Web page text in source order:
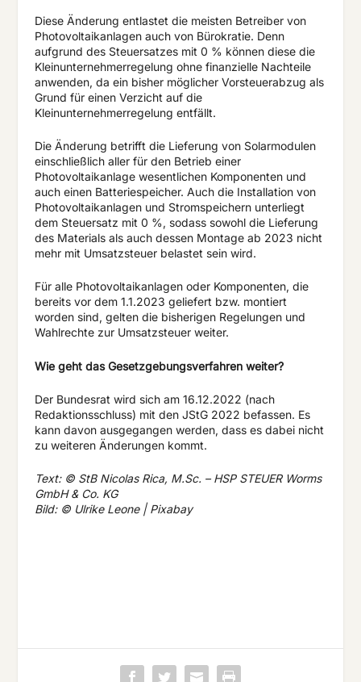
Diese Änderung entlastet die meisten Betreiber von
Photovoltaikanlagen auch von Bürokratie. Denn
aufgrund des Steuersatzes mit 0 % können diese die
Kleinunternehmerregelung ohne finanzielle Nachteile
anwenden, da ein bisher möglicher Vorsteuerabzug als
Grund für einen Verzicht auf die
Kleinunternehmerregelung entfällt.
Die Änderung betrifft die Lieferung von Solarmodulen
einschließlich aller für den Betrieb einer
Photovoltaikanlage wesentlichen Komponenten und
auch einen Batteriespeicher. Auch die Installation von
Photovoltaikanlagen und Stromspeichern unterliegt
dem Steuersatz mit 0 %, sodass sowohl die Lieferung
des Materials als auch dessen Montage ab 2023 nicht
mehr mit Umsatzsteuer belastet sein wird.
Für alle Photovoltaikanlagen oder Komponenten, die
bereits vor dem 1.1.2023 geliefert bzw. montiert
worden sind, gelten die bisherigen Regelungen und
Wahlrechte zur Umsatzsteuer weiter.
Wie geht das Gesetzgebungsverfahren weiter?
Der Bundesrat wird sich am 16.12.2022 (nach
Redaktionsschluss) mit den JStG 2022 befassen. Es
kann davon ausgegangen werden, dass es dabei nicht
zu weiteren Änderungen kommt.
Text: © StB Nicolas Rica, M.Sc. – HSP STEUER Worms
GmbH & Co. KG
Bild: © Ulrike Leone | Pixabay